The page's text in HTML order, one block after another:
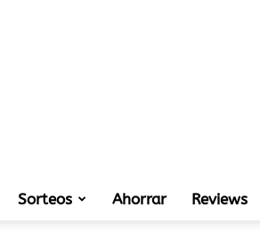
muestras
Sorteos Ahorrar Reviews